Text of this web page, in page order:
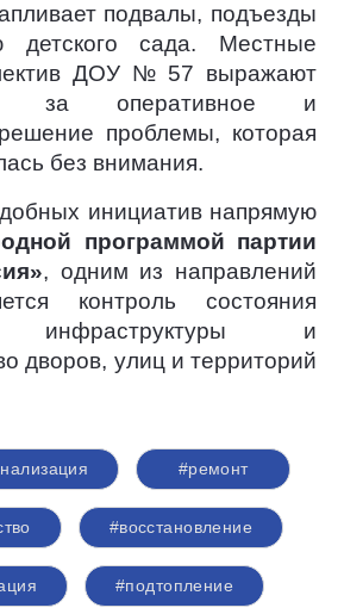
подвалы, подъезды
детского сада. Местные
ДОУ № 57 выражают
за оперативное и
проблемы, которая
без внимания.
инициатив напрямую
программой партии
, одним из направлений
контроль состояния
инфраструктуры и
дворов, улиц и территорий
#ремонт
#восстановление
#подтопление